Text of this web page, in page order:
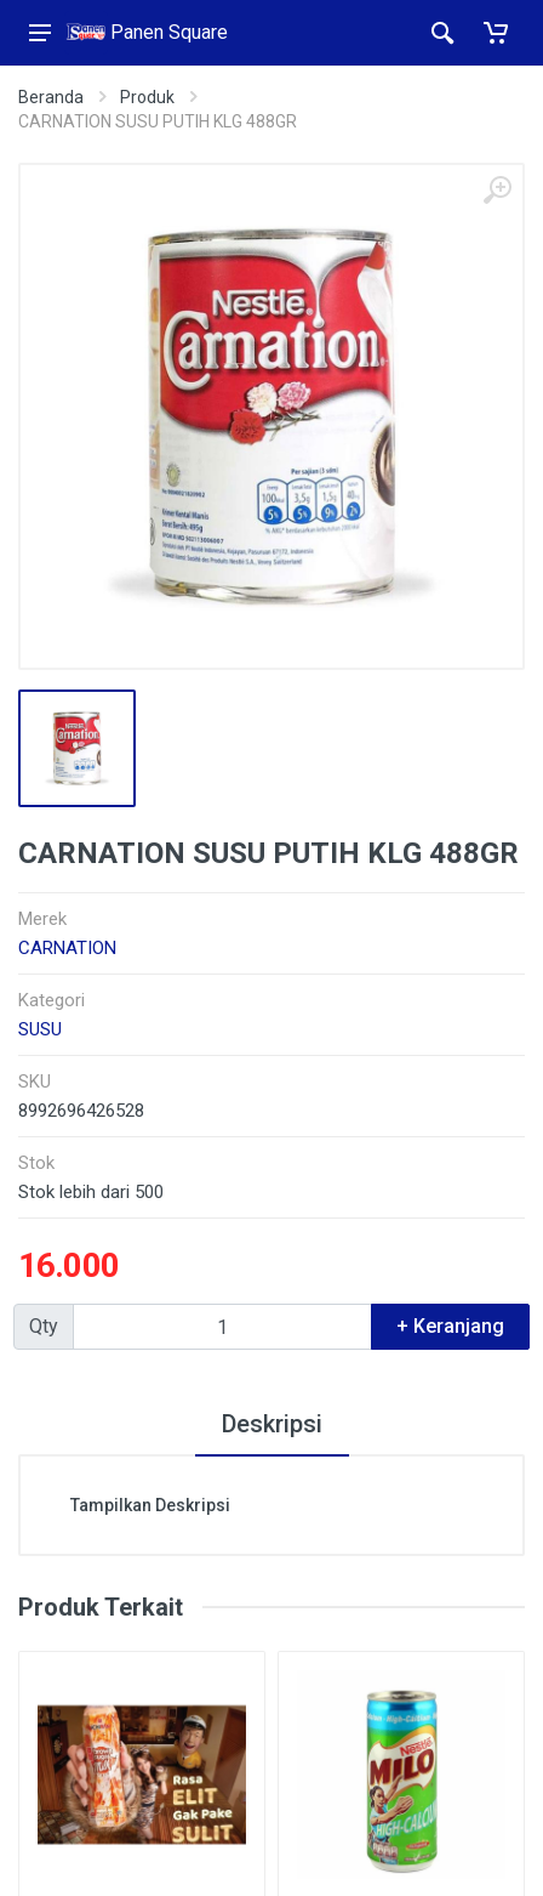
Panen Square
Beranda
Produk
CARNATION SUSU PUTIH KLG 488GR
CARNATION SUSU PUTIH KLG 488GR
Merek
CARNATION
Kategori
SUSU
SKU
8992696426528
Stok
Stok lebih dari 500
16.000
Qty + Keranjang
Deskripsi
Tampilkan Deskripsi
Produk Terkait